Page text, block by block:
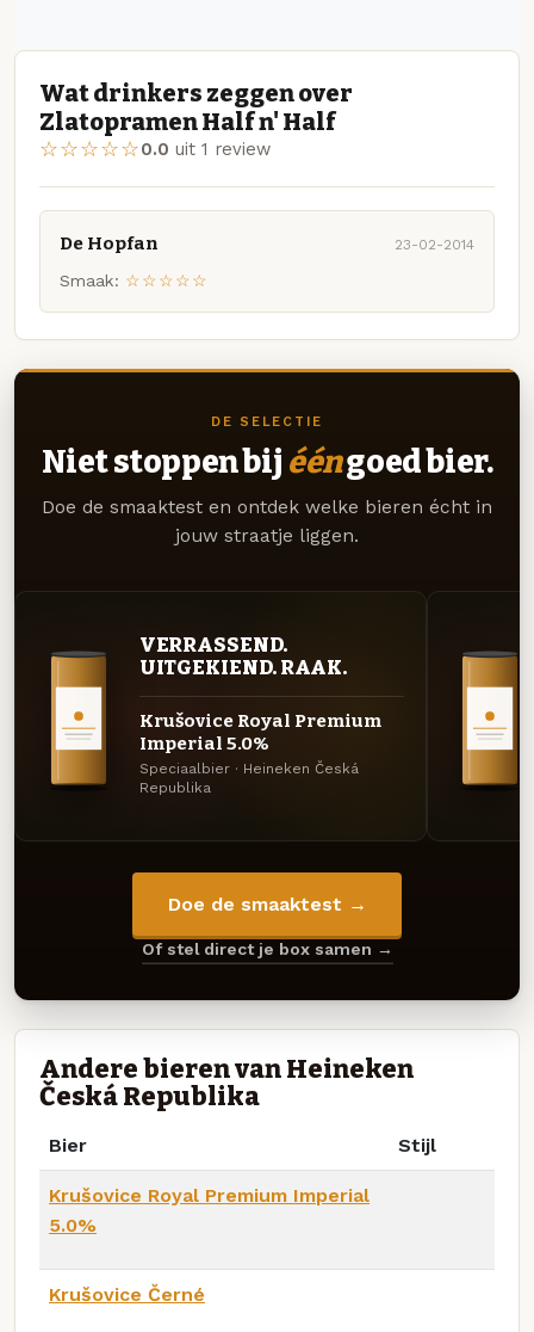
Wat drinkers zeggen over
Zlatopramen Half n' Half
☆☆☆☆☆0.0 uit 1 review
De Hopfan 23-02-2014
Smaak: ☆☆☆☆☆
DE SELECTIE
Niet stoppen bij ééngoed bier.
Doe de smaaktest en ontdek welke bieren écht in
jouw straatje liggen.
VERRASSEND.
UITGEKIEND. RAAK.
Krušovice Royal Premium
Imperial 5.0%
Speciaalbier · Heineken Česká
Republika
Doe de smaaktest →
Of stel direct je box samen →
Andere bieren van Heineken
Česká Republika
Bier Stijl
Krušovice Royal Premium Imperial
5.0%
Krušovice Černé